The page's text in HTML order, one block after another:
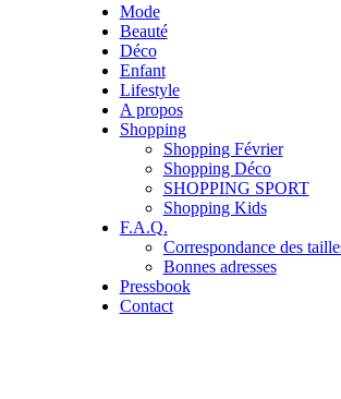
Mode
Beauté
Déco
Enfant
Lifestyle
A propos
Shopping
Shopping Février
Shopping Déco
SHOPPING SPORT
Shopping Kids
F.A.Q.
Correspondance des
Bonnes adresses
Pressbook
Contact